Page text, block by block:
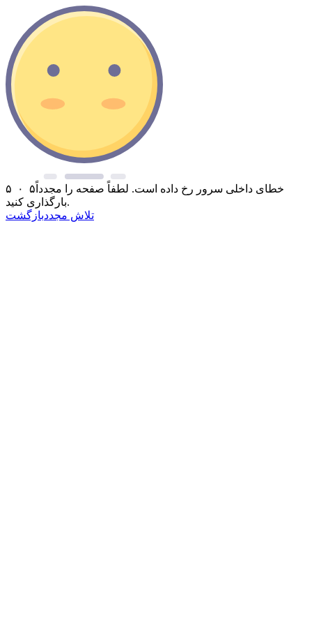
۵ ۰ ۵ خطای داخلی سرور رخ داده است. لطفاً صفحه را مجدداً
بارگذاری کنید.
تلاش مجددبازگشت